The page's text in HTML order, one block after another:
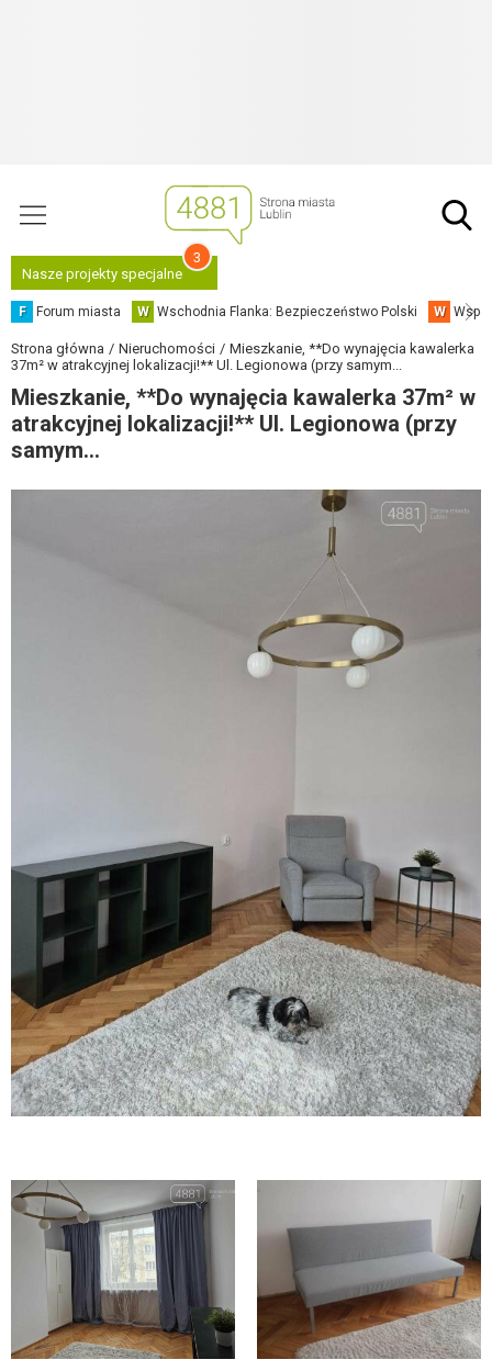
Nasze projekty specjalne
3
F Forum miasta W Wschodnia Flanka: Bezpieczeństwo Polski W
Strona główna Nieruchomości
Mieszkanie, **Do wynajęcia kawalerka
37m² w atrakcyjnej lokalizacji!** Ul. Legionowa (przy samym...
Mieszkanie, **Do wynajęcia kawalerka 37m² w
atrakcyjnej lokalizacji!** Ul. Legionowa (przy
samym...